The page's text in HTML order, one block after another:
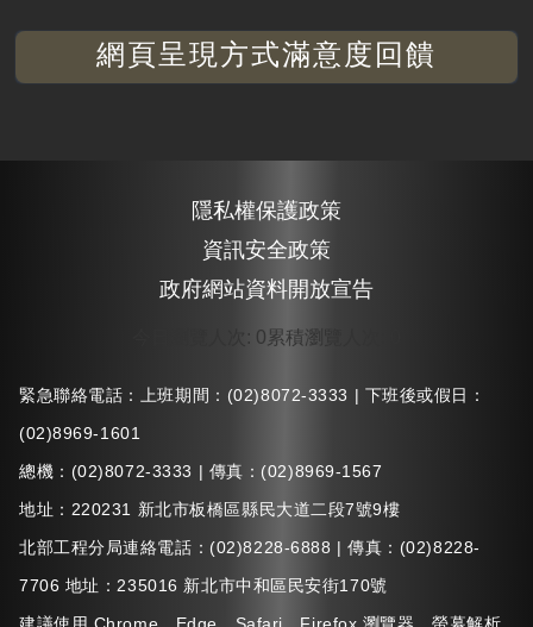
網頁呈現方式滿意度回饋
隱私權保護政策
資訊安全政策
政府網站資料開放宣告
0累積瀏覽人次
緊急聯絡電話：上班期間：(02)8072-3333 | 下班後或假日：
(02)8969-1601
總機：(02)8072-3333 | 傳真：(02)8969-1567
地址：220231 新北市板橋區縣民大道二段7號9樓
北部工程分局連絡電話：(02)8228-6888 | 傳真：(02)8228-
7706 地址：235016 新北市中和區民安街170號